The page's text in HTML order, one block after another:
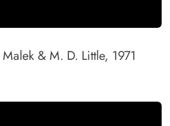
Malek & M. D. Little, 1971